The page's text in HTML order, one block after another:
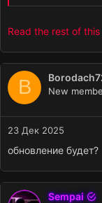
т.д. ]
Read the rest of
B New
23 Дек 2025
обновление будет?
Sempai